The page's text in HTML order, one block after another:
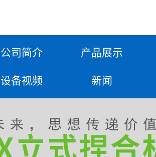
公司简介 产品展示
设备视频 新闻